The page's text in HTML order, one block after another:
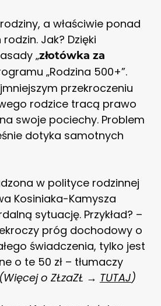
a właściwie ponad
Jak? Dzięki
„złotówka za
„Rodzina 500+”.
przekroczeniu
rodzice tracą prawo
swoje pociechy. Problem
dotyka samotnych
w polityce rodzinnej
Kosiniaka-Kamysza
sytuację. Przykład? –
próg dochodowy o
świadczenia, tylko jest
o te 50 zł – tłumaczy
(Więcej o ZŁzaZŁ → TUTAJ)